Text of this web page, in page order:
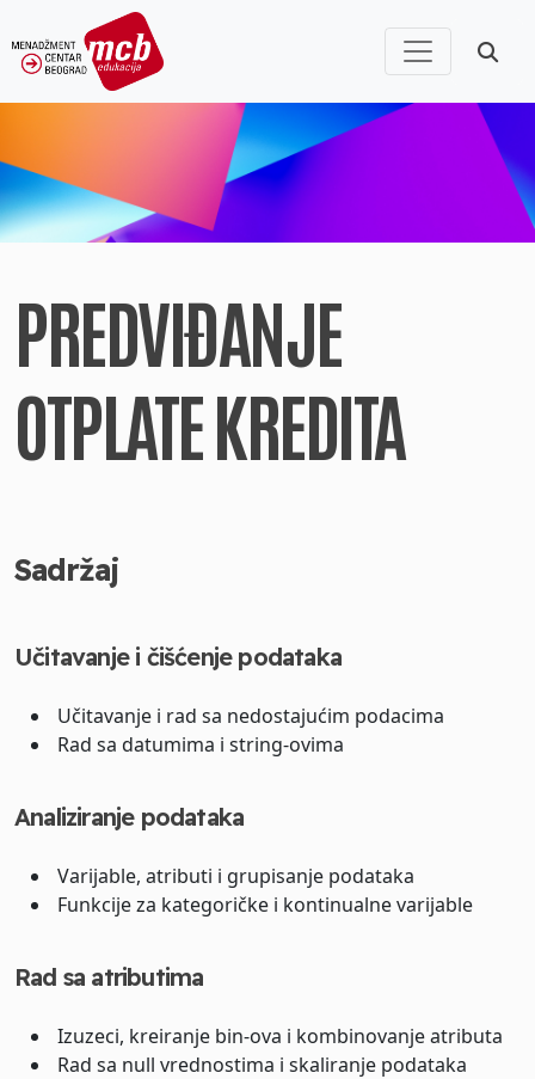
PREDVIĐANJE
OTPLATE KREDITA
Sadržaj
Učitavanje i čišćenje podataka
Učitavanje i rad sa nedostajućim podacima
Rad sa datumima i string-ovima
Analiziranje podataka
Varijable, atributi i grupisanje podataka
Funkcije za kategoričke i kontinualne varijable
Rad sa atributima
Izuzeci, kreiranje bin-ova i kombinovanje atributa
Rad sa null vrednostima i skaliranje podataka